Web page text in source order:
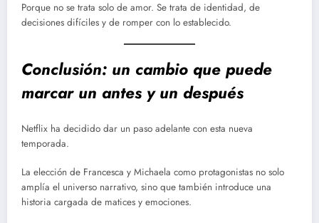
Porque no se trata solo de amor. Se trata de identidad, de
decisiones difíciles y de romper con lo establecido.
Conclusión: un cambio que puede
marcar un antes y un después
Netflix ha decidido dar un paso adelante con esta nueva
temporada.
La elección de Francesca y Michaela como protagonistas no solo
amplía el universo narrativo, sino que también introduce una
historia cargada de matices y emociones.